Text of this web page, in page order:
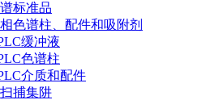
标准品
色谱柱、配件和吸附剂
缓冲液
色谱柱
介质和配件
捕集阱